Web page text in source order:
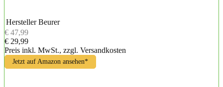
Hersteller Beurer
€ 47,99
€ 29,99
Preis inkl. MwSt., zzgl. Versandkosten
Jetzt auf Amazon ansehen*